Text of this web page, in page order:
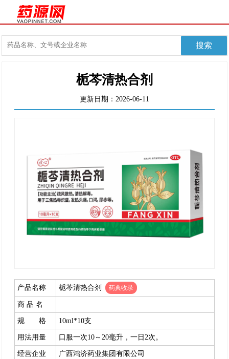
栀芩清热合剂
更新日期：2026-06-11
产品名称 栀芩清热合剂 药典收录
商 品 名
规 格 10ml*10支
用法用量 口服一次10～20毫升，一日2次。
经营企业 广西鸿济药业集团有限公司